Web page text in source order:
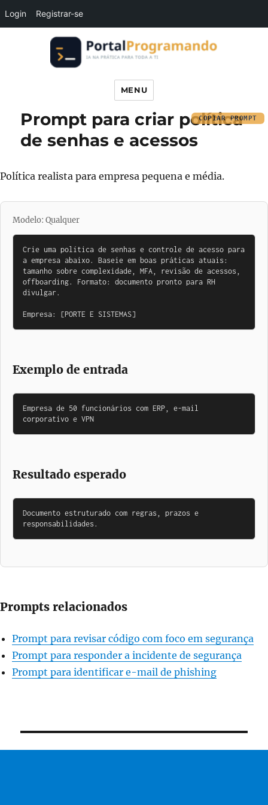
Login Registrar-se
Portal Programando
MENU
Prompt para criar política
de senhas e acessos
Política realista para empresa pequena e média.
Modelo: Qualquer
COPIAR PROMPT
Crie uma política de senhas e controle de acesso para
a empresa abaixo. Baseie em boas práticas atuais:
tamanho sobre complexidade, MFA, revisão de acessos,
offboarding. Formato: documento pronto para RH
divulgar.
Empresa: [PORTE E SISTEMAS]
Exemplo de entrada
Empresa de 50 funcionários com ERP, e-mail
corporativo e VPN
Resultado esperado
Documento estruturado com regras, prazos e
responsabilidades.
Prompts relacionados
Prompt para revisar código com foco em segurança
Prompt para responder a incidente de segurança
Prompt para identificar e-mail de phishing